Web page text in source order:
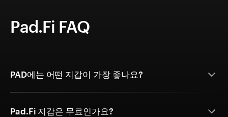
Pad.Fi FAQ
PAD에는 어떤 지갑이 가장 좋나요?
Pad.Fi 지갑은 무료인가요?